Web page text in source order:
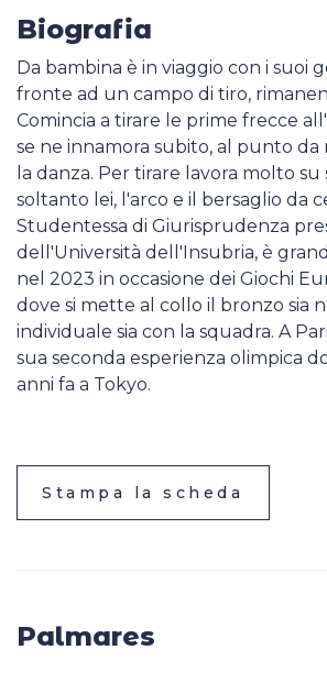
Biografia
Da bambina è in viaggio con i suoi
fronte ad un campo di tiro,
Comincia a tirare le prime frecce
se ne innamora subito, al punto
la danza. Per tirare lavora molto su
soltanto lei, l'arco e il bersaglio da
Studentessa di Giurisprudenza
dell'Università dell'Insubria, è
nel 2023 in occasione dei Giochi
dove si mette al collo il bronzo sia
individuale sia con la squadra. A
sua seconda esperienza olimpica
anni fa a Tokyo.
Stampa la scheda
Palmares